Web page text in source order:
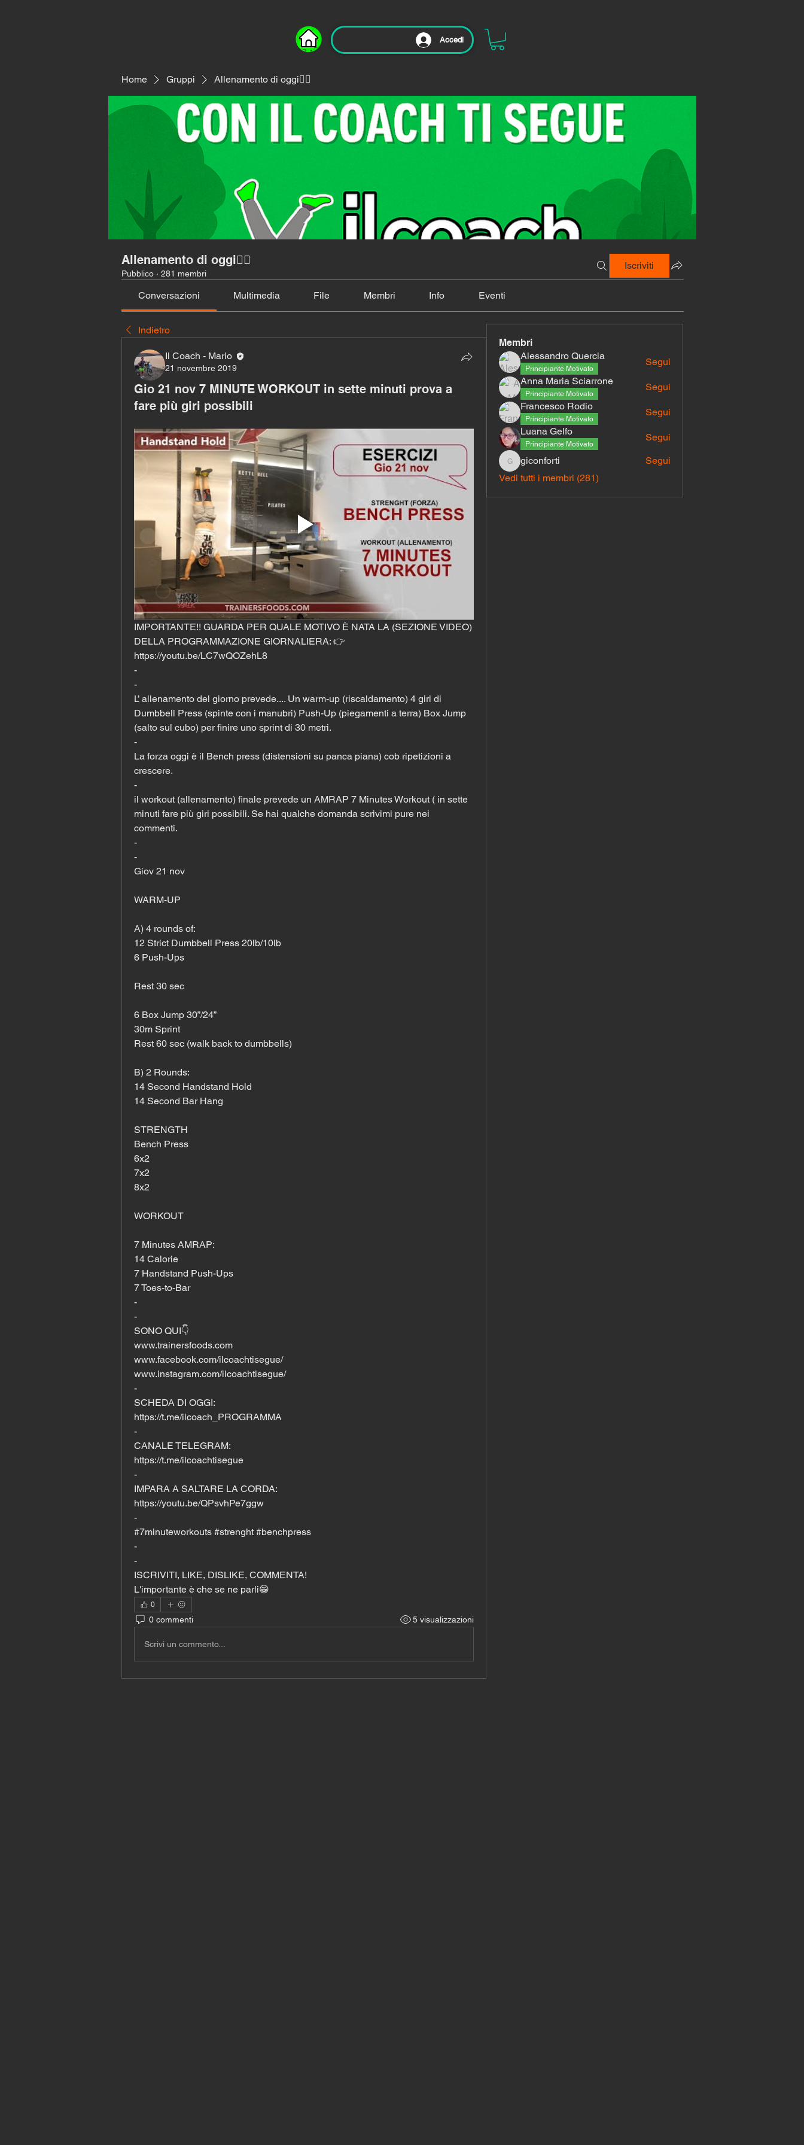
Accedi
Home Gruppi Allenamento di oggi🏃‍♂️
Allenamento di oggi🏃‍♂️
Pubblico · 281 membri
Iscriviti
Conversazioni Multimedia File Membri Info Eventi
Indietro
Il Coach - Mario
21 novembre 2019
Gio 21 nov 7 MINUTE WORKOUT in sette minuti prova a
fare più giri possibili
IMPORTANTE!! GUARDA PER QUALE MOTIVO È NATA LA (SEZIONE VIDEO)
DELLA PROGRAMMAZIONE GIORNALIERA: 👉
https://youtu.be/LC7wQOZehL8
-
-
L’ allenamento del giorno prevede.... Un warm-up (riscaldamento) 4 giri di
Dumbbell Press (spinte con i manubri) Push-Up (piegamenti a terra) Box Jump
(salto sul cubo) per finire uno sprint di 30 metri.
-
La forza oggi è il Bench press (distensioni su panca piana) cob ripetizioni a
crescere.
-
il workout (allenamento) finale prevede un AMRAP 7 Minutes Workout ( in sette
minuti fare più giri possibili. Se hai qualche domanda scrivimi pure nei
commenti.
-
-
Giov 21 nov
WARM-UP
A) 4 rounds of:
12 Strict Dumbbell Press 20lb/10lb
6 Push-Ups
Rest 30 sec
6 Box Jump 30”/24”
30m Sprint
Rest 60 sec (walk back to dumbbells)
B) 2 Rounds:
14 Second Handstand Hold
14 Second Bar Hang
STRENGTH
Bench Press
6x2
7x2
8x2
WORKOUT
7 Minutes AMRAP:
14 Calorie
7 Handstand Push-Ups
7 Toes-to-Bar
-
-
SONO QUI👇
www.trainersfoods.com
www.facebook.com/ilcoachtisegue/
www.instagram.com/ilcoachtisegue/
-
SCHEDA DI OGGI:
https://t.me/ilcoach_PROGRAMMA
-
CANALE TELEGRAM:
https://t.me/ilcoachtisegue
-
IMPARA A SALTARE LA CORDA:
https://youtu.be/QPsvhPe7ggw
-
#7minuteworkouts #strenght #benchpress
-
-
ISCRIVITI, LIKE, DISLIKE, COMMENTA!
L'importante è che se ne parli😁
0
0 commenti 5 visualizzazioni
Scrivi un commento...
Membri
Alessandro Quercia
Principiante Motivato
Segui
Anna Maria Sciarrone
Principiante Motivato
Segui
Francesco Rodio
Principiante Motivato
Segui
Luana Gelfo
Principiante Motivato
Segui
giconforti
giconforti
Segui
Vedi tutti i membri (281)